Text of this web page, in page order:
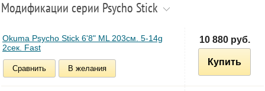
Модификации серии Psycho Stick
Okuma Psycho Stick 6'8" ML 203см. 5-14g
2сек. Fast
Сравнить В желания
10 880 руб.
Купить